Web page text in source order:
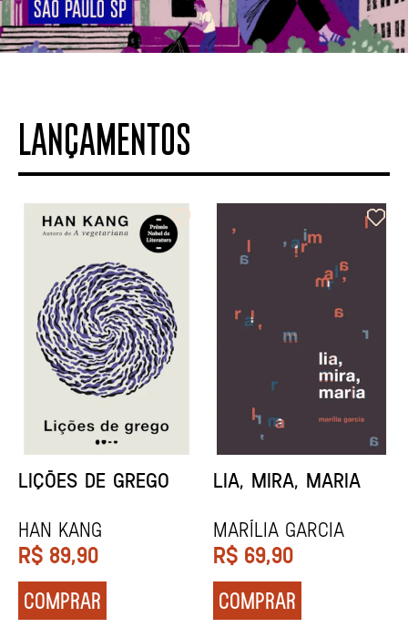
LANÇAMENTOS
MINHA MÃE E A
Marina Tvetáieva
R$ 49,90
COMPRAR
TODA CAIXA-PRETA
Jeovanna Vieira
R$ 89,90
COMPRAR